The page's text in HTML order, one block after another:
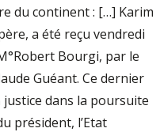
du continent : […] Karim
a été reçu vendredi
Bourgi, par le
Guéant. Ce dernier
justice dans la poursuite
président, l’Etat